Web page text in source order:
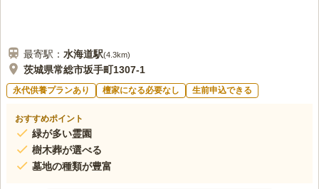
最寄駅： 水海道駅(4.3km)
茨城県常総市坂手町1307-1
永代供養プランあり 檀家になる必要なし 生前申込できる
おすすめポイント
緑が多い霊園
樹木葬が選べる
墓地の種類が豊富